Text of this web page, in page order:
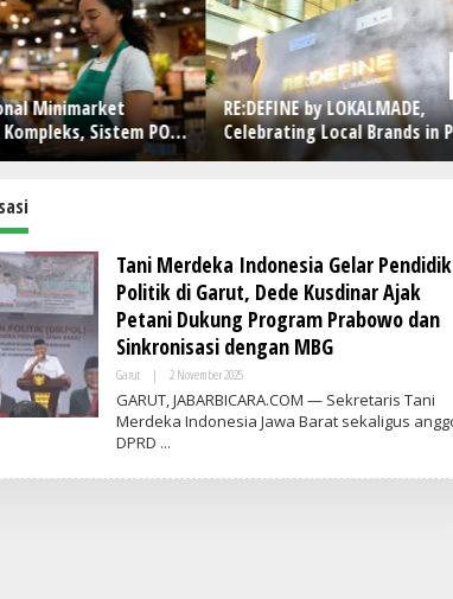
by LOKALMADE,
Local Brands in PIK
ConnectX Rayakan Setahun
Perjalanan Bangun
Lewat Founder dan Builder
Tani Merdeka Indonesia Gelar
Politik di Garut, Dede Kusdinar Ajak
Petani Dukung Program Prabowo dan
Sinkronisasi dengan MBG
Garut | 2 November 2025O
L
E
H
M
GARUT, JABARBICARA.COM — Sekretaris Tani
Merdeka Indonesia Jawa Barat sekaligus
DPRD